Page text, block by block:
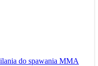
do spawania MMA